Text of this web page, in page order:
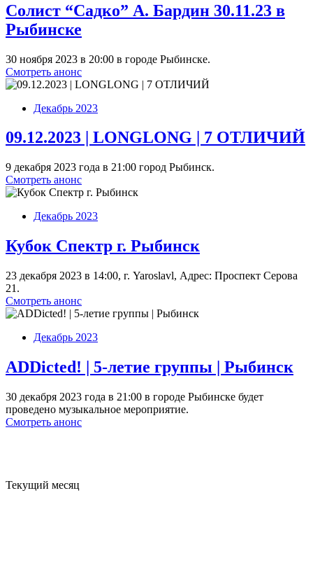
Солист “Садко” А. Бардин 30.11.23 в
Рыбинске
30 ноября 2023 в 20:00 в городе Рыбинске.
Смотреть анонс
Декабрь 2023
09.12.2023 | LONGLONG | 7 ОТЛИЧИЙ
9 декабря 2023 года в 21:00 город Рыбинск.
Смотреть анонс
Декабрь 2023
Кубок Спектр г. Рыбинск
23 декабря 2023 в 14:00, г. Yaroslavl, Адрес: Проспект Серова
21.
Смотреть анонс
Декабрь 2023
ADDicted! | 5-летие группы | Рыбинск
30 декабря 2023 года в 21:00 в городе Рыбинске будет
проведено музыкальное мероприятие.
Смотреть анонс
Текущий месяц